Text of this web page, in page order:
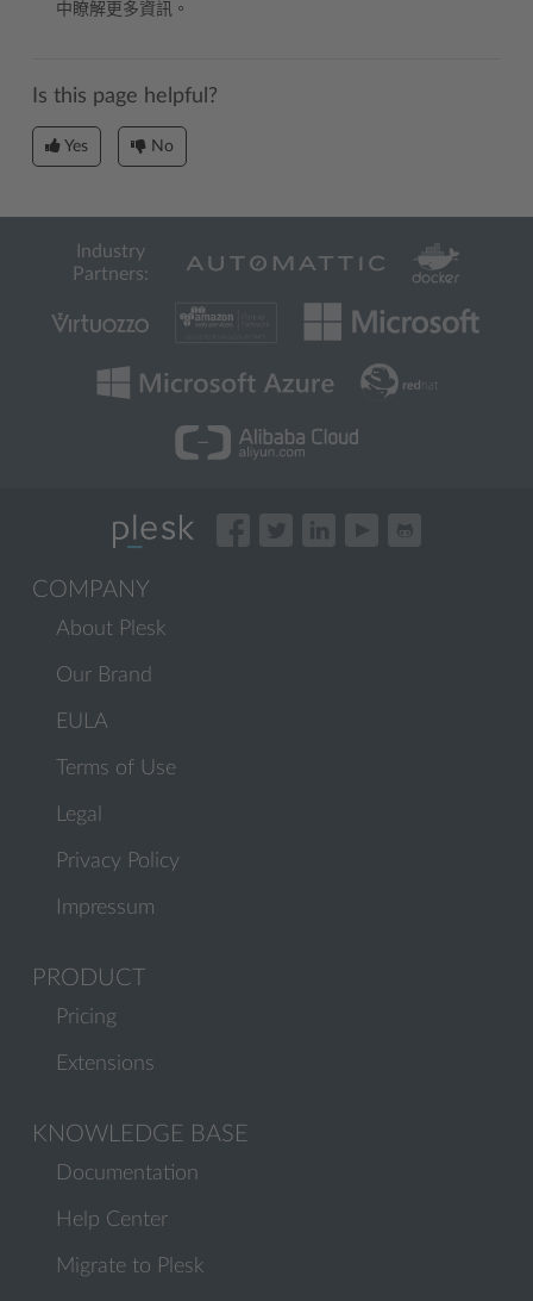
中瞭解更多資訊。
Is this page helpful?
Yes No
Industry
Partners:
COMPANY
About Plesk
Our Brand
EULA
Terms of Use
Legal
Privacy Policy
Impressum
PRODUCT
Pricing
Extensions
KNOWLEDGE BASE
Documentation
Help Center
Migrate to Plesk